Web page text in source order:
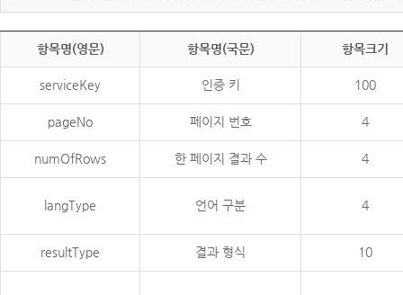
항목명(영문) 항목명(국문) 항목크기
serviceKey 인증 키 100
pageNo 페이지 번호 4
numOfRows 한 페이지 결과 수 4
langType 언어 구분 4
resultType 결과 형식 10